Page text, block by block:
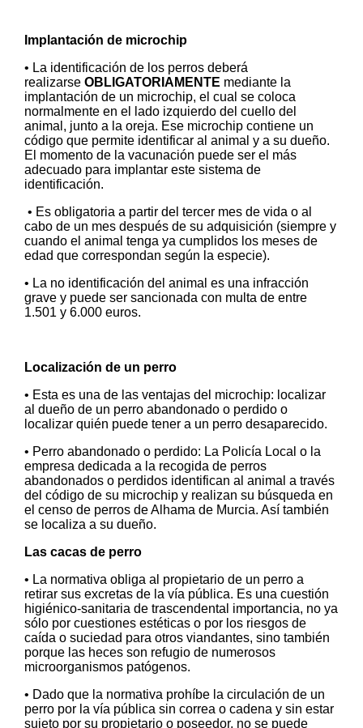
Implantación de microchip
• La identificación de los perros deberá
realizarse OBLIGATORIAMENTE mediante la
implantación de un microchip, el cual se coloca
normalmente en el lado izquierdo del cuello del
animal, junto a la oreja. Ese microchip contiene un
código que permite identificar al animal y a su dueño.
El momento de la vacunación puede ser el más
adecuado para implantar este sistema de
identificación.
• Es obligatoria a partir del tercer mes de vida o al
cabo de un mes después de su adquisición (siempre y
cuando el animal tenga ya cumplidos los meses de
edad que correspondan según la especie).
• La no identificación del animal es una infracción
grave y puede ser sancionada con multa de entre
1.501 y 6.000 euros.
Localización de un perro
• Esta es una de las ventajas del microchip: localizar
al dueño de un perro abandonado o perdido o
localizar quién puede tener a un perro desaparecido.
• Perro abandonado o perdido: La Policía Local o la
empresa dedicada a la recogida de perros
abandonados o perdidos identifican al animal a través
del código de su microchip y realizan su búsqueda en
el censo de perros de Alhama de Murcia. Así también
se localiza a su dueño.
Las cacas de perro
• La normativa obliga al propietario de un perro a
retirar sus excretas de la vía pública. Es una cuestión
higiénico-sanitaria de trascendental importancia, no ya
sólo por cuestiones estéticas o por los riesgos de
caída o suciedad para otros viandantes, sino también
porque las heces son refugio de numerosos
microorganismos patógenos.
• Dado que la normativa prohíbe la circulación de un
perro por la vía pública sin correa o cadena y sin estar
sujeto por su propietario o poseedor, no se puede